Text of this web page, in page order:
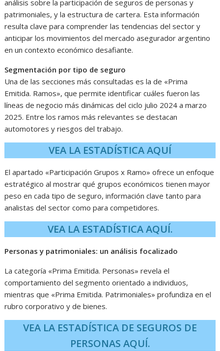
análisis sobre la participación de seguros de personas y
patrimoniales, y la estructura de cartera. Esta información
resulta clave para comprender las tendencias del sector y
anticipar los movimientos del mercado asegurador argentino
en un contexto económico desafiante.
Segmentación por tipo de seguro
Una de las secciones más consultadas es la de «Prima
Emitida. Ramos», que permite identificar cuáles fueron las
líneas de negocio más dinámicas del ciclo julio 2024 a marzo
2025. Entre los ramos más relevantes se destacan
automotores y riesgos del trabajo.
VEA LA ESTADÍSTICA AQUÍ
El apartado «Participación Grupos x Ramo» ofrece un enfoque
estratégico al mostrar qué grupos económicos tienen mayor
peso en cada tipo de seguro, información clave tanto para
analistas del sector como para competidores.
VEA LA ESTADÍSTICA AQUÍ.
Personas y patrimoniales: un análisis focalizado
La categoría «Prima Emitida. Personas» revela el
comportamiento del segmento orientado a individuos,
mientras que «Prima Emitida. Patrimoniales» profundiza en el
rubro corporativo y de bienes.
VEA LA ESTADÍSTICA DE SEGUROS DE
PERSONAS AQUÍ.